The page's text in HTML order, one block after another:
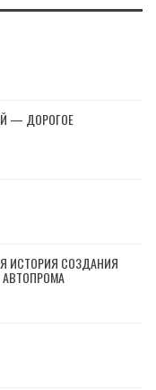
— ДОРОГОЕ
ИСТОРИЯ СОЗДАНИЯ
АВТОПРОМА